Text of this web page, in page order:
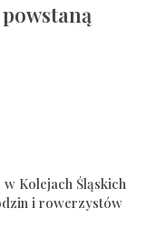
Kolejach Śląskich
i rowerzystów